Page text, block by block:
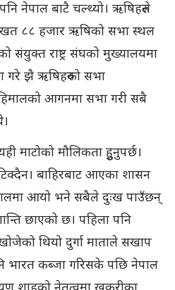
नेपाल बाटै चल्थ्यो। ऋषिहरुले
८८ हजार ऋषिको सभा स्थल
संयुक्त राष्ट्र संघको मुख्यालयमा
गरे झै ऋषिहरुको सभा
आगनमा सभा गरी सबै
माटोको मौलिकता हुुनुपर्छ।
बाहिरबाट आएका शासन
आयो भने सबैले दुःख पाउँछन्
छाएको छ। पहिला पनि
थियो दुर्गा माताले सखाप
भारत कब्जा गरिसके पछि नेपाल